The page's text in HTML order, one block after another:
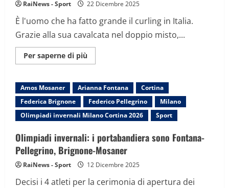
i
Olimpici
RaiNews - Sport 22 Dicembre 2025
È l'uomo che ha fatto grande il curling in Italia.
Grazie alla sua cavalcata nel doppio misto,...
Per saperne di più
informazioni
Mosaner:
“Onoreremo
il
Paese
più
bello
mondo”
Amos Mosaner Arianna Fontana
Cortina
Federica Brignone
Federico Pellegrino
Milano
Olimpiadi invernali Milano Cortina 2026
Sport
Olimpiadi invernali: i portabandiera sono Fontana-
Pellegrino, Brignone-Mosaner
RaiNews - Sport 12 Dicembre 2025
Decisi i 4 atleti per la cerimonia di apertura dei